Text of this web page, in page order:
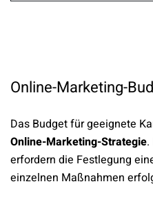
Online-Marketing-
Das Budget für geeignete
Online-Marketing-Strategie
erfordern die Festlegung
einzelnen Maßnahmen